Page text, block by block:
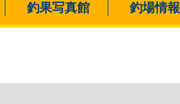
釣果写真館 釣場情報